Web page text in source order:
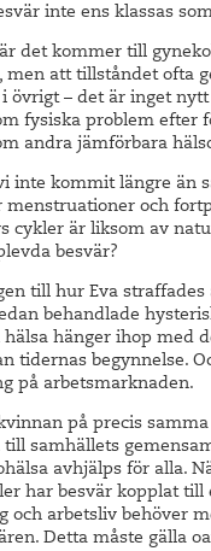
inte ens klassas
det kommer till
men att tillståndet ofta
övrigt – det är inget
fysiska problem
andra jämförbara
inte kommit längre än
och
cykler är liksom av
besvär?
till hur Eva
behandlade
hänger ihop med
tidernas begynnelse.
på arbetsmarknaden.
på precis
samhällets
avhjälps för alla.
har besvär kopplat
och arbetsliv behöver
Detta måste gälla